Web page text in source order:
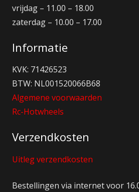
vrijdag – 11.00 – 18.00
zaterdag – 10.00 – 17.00
Informatie
KVK: 71426523
BTW: NL001520066B68
Algemene voorwaarden
Rc-Hotwheels
Verzendkosten
Uitleg verzendkosten
Bestellingen via internet voor